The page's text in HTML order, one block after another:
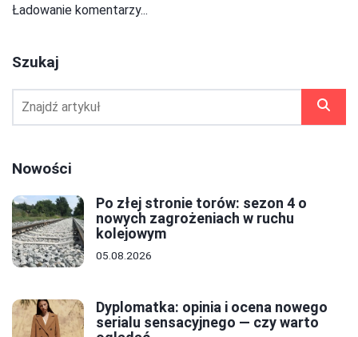
Ładowanie komentarzy...
Szukaj
Nowości
Po złej stronie torów: sezon 4 o
nowych zagrożeniach w ruchu
kolejowym
05.08.2026
Dyplomatka: opinia i ocena nowego
serialu sensacyjnego — czy warto